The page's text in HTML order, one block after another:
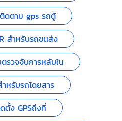
ดตาม gps รถตู้
สำหรับรถขนส่ง
รวจจับการหลับใน
หรับรถโดยสาร
ตั้ง GPSถึงที่